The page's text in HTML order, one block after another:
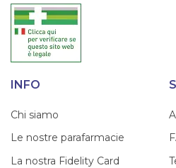
INFO
Chi siamo
Le nostre parafarmacie
La nostra Fidelity Card